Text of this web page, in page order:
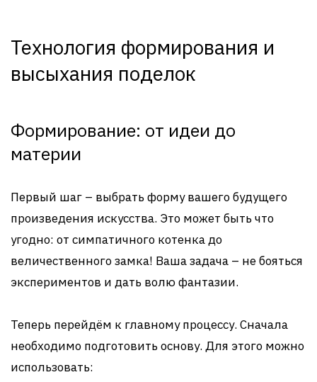
Технология формирования и
высыхания поделок
Формирование: от идеи до
материи
Первый шаг – выбрать форму вашего будущего
произведения искусства. Это может быть что
угодно: от симпатичного котенка до
величественного замка! Ваша задача – не бояться
экспериментов и дать волю фантазии.
Теперь перейдём к главному процессу. Сначала
необходимо подготовить основу. Для этого можно
использовать: